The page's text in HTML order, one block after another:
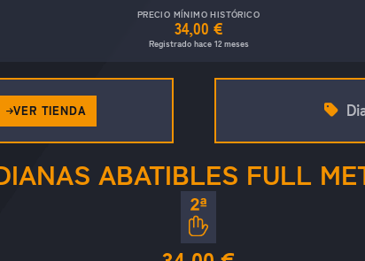
PRECIO MÍNIMO HISTÓRICO
34,00 €
Registrado hace 12 meses
VER TIENDA
ABATIBLES FULL